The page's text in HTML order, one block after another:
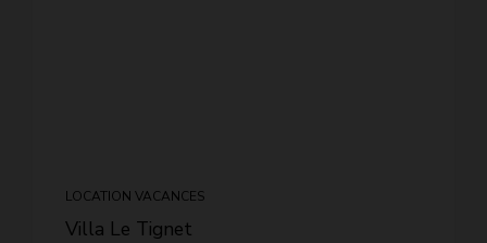
LOCATION VACANCES
Villa Le Tignet